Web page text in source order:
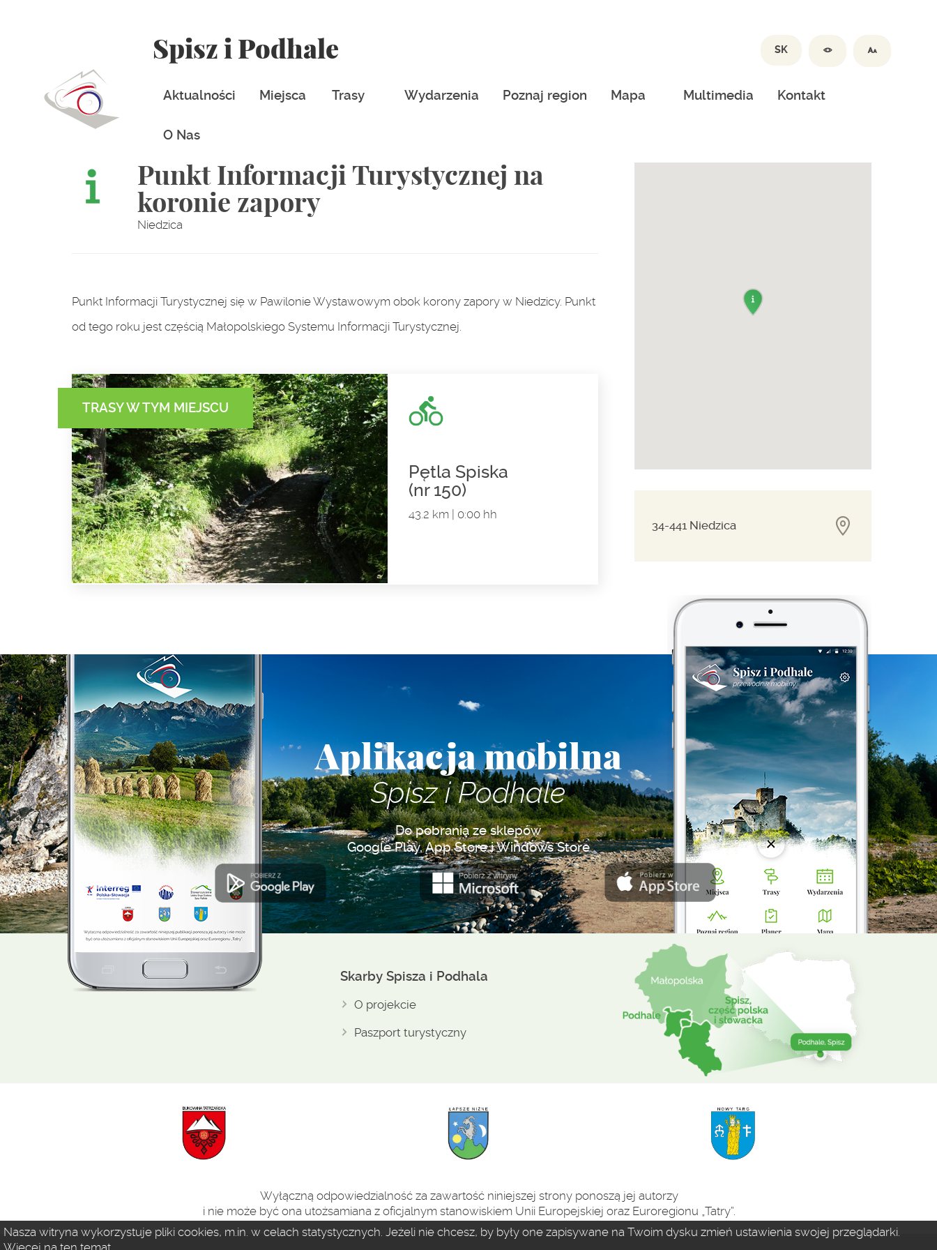
Spisz i Podhale SK
Aktualności Miejsca Trasy Wydarzenia Poznaj region Mapa Multimedia Kontakt
O Nas
Punkt Informacji Turystycznej na
koronie zapory
Niedzica
Punkt Informacji Turystycznej się w Pawilonie Wystawowym obok korony zapory w Niedzicy. Punkt
od tego roku jest częścią Małopolskiego Systemu Informacji Turystycznej.
TRASY W TYM MIEJSCU
Pętla Spiska
(nr 150)
43.2 km | 0:00 hh
34-441 Niedzica
Aplikacja mobilna
Spisz i Podhale
Do pobrania ze sklepów
Google Play, App Store i Windows Store
Skarby Spisza i Podhala
O projekcie
Paszport turystyczny
Wyłączną odpowiedzialność za zawartość niniejszej strony ponoszą jej autorzy
i nie może być ona utożsamiana z oficjalnym stanowiskiem Unii Europejskiej oraz Euroregionu „Tatry”.
Nasza witryna wykorzystuje pliki cookies, m.in. w celach statystycznych. Jeżeli nie chcesz, by były one zapisywane na Twoim dysku zmień ustawienia swojej przeglądarki.
Więcej na ten temat...